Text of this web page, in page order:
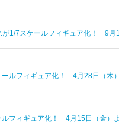
1/7スケールフィギュア化！ 9月
ルフィギュア化！ 4月28日（木
ルフィギュア化！ 4月15日（金）